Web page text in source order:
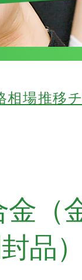
場推移
（
品